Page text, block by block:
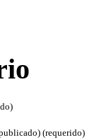
(requerido)